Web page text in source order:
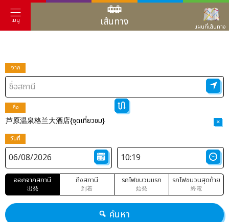
เมนู เส้นทาง แผนที่เส้นทาง
จาก
ถึง
芦原温泉格兰大酒店{จุดเที่ยวชม} ×
วันที่
ออกจากสถานี
出発
ถึงสถานี
到着
รถไฟขบวนแรก
始発
รถไฟขบวนสุดท้าย
終電
ค้นหา